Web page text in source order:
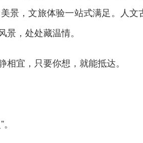
景，文旅体验一站式满足。人文
，处处藏温情。
宜，只要你想，就能抵达。